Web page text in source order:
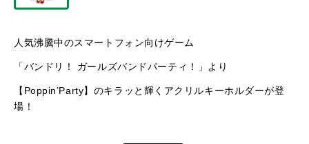
人気沸騰中のスマートフォン向けゲーム
「バンドリ！ ガールズバンドパーティ！」より
【Poppin’Party】のキラッと輝くアクリルキーホルダーが登
場！